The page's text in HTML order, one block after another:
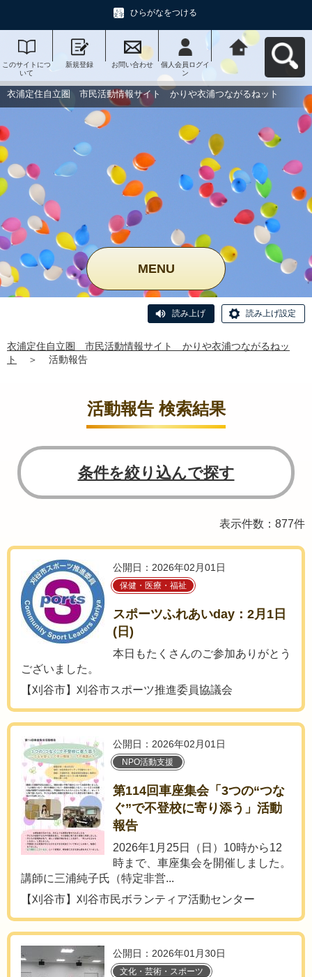
ひらがなをつける
このサイトにつ
いて
新規登録 お問い合わせ
個人会員ログイ
ン
衣浦定住自立
圏 市民活動情
報サイト かり
や衣浦つながる
ねットへ戻る
衣浦定住自立圏 市民活動情報サイト かりや衣浦つながるねット
MENU
読み上げ 読み上げ設定
衣浦定住自立圏 市民活動情報サイト かりや衣浦つながるねッ
ト
＞ 活動報告
活動報告 検索結果
条件を絞り込んで探す
表示件数：877件
公開日：2026年02月01日
保健・医療・福祉
スポーツふれあいday：2月1日
(日)
本日もたくさんのご参加ありがとう
ございました。
【刈谷市】刈谷市スポーツ推進委員協議会
公開日：2026年02月01日
NPO活動支援
第114回車座集会「3つの“つな
ぐ”で不登校に寄り添う」活動
報告
2026年1月25日（日）10時から12
時まで、車座集会を開催しました。
講師に三浦純子氏（特定非営...
【刈谷市】刈谷市民ボランティア活動センター
公開日：2026年01月30日
文化・芸術・スポーツ